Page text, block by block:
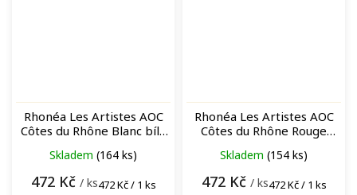
Rhonéa Les Artistes AOC
Côtes du Rhône Blanc bílé
Skladem (164 ks)
472 Kč / ksMěrná
472 Kč / 1 ks
Rhonéa Les Artistes AOC
Côtes du Rhône Rouge
Skladem (154 ks)
472 Kč / ksMěrná
472 Kč / 1 ks